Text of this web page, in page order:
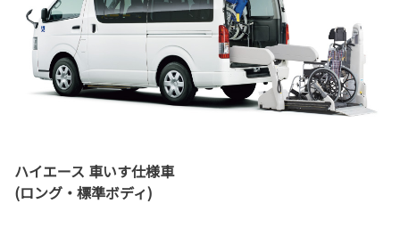
ハイエース 車いす仕様車
(ロング・標準ボディ)